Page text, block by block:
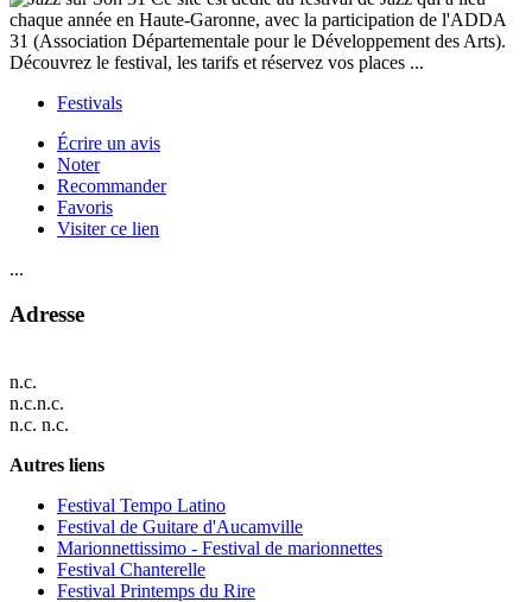
chaque année en Haute-Garonne, avec la participation de l'ADDA
31 (Association Départementale pour le Développement des Arts).
Découvrez le festival, les tarifs et réservez vos places ...
Festivals
Écrire un avis
Noter
Recommander
Favoris
Visiter ce lien
...
Adresse
n.c.
n.c.n.c.
n.c. n.c.
Autres liens
Festival Tempo Latino
Festival de Guitare d'Aucamville
Marionnettissimo - Festival de marionnettes
Festival Chanterelle
Festival Printemps du Rire